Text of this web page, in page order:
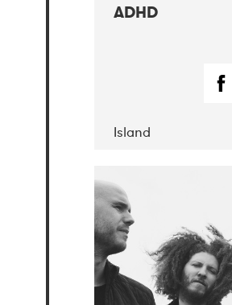
ADHD
Island
06-2019
12-2019